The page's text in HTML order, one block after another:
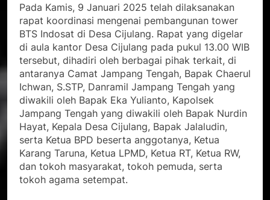
Pada Kamis, 9 Januari 2025 telah dilaksanakan
rapat koordinasi mengenai pembangunan tower
BTS Indosat di Desa Cijulang. Rapat yang digelar
di aula kantor Desa Cijulang pada pukul 13.00 WIB
tersebut, dihadiri oleh berbagai pihak terkait, di
antaranya Camat Jampang Tengah, Bapak Chaerul
Ichwan, S.STP, Danramil Jampang Tengah yang
diwakili oleh Bapak Eka Yulianto, Kapolsek
Jampang Tengah yang diwakili oleh Bapak Nurdin
Hayat, Kepala Desa Cijulang, Bapak Jalaludin,
serta Ketua BPD beserta anggotanya, Ketua
Karang Taruna, Ketua LPMD, Ketua RT, Ketua RW,
dan tokoh masyarakat, tokoh pemuda, serta
tokoh agama setempat.